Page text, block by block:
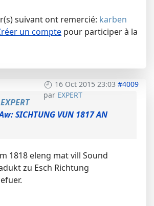
suivant ont remercié: karben
un compte pour participer à la
16 Oct 2015 23:03 #4009
par EXPERT
EXPERT
SICHTUNG VUN 1817 AN
1818 eleng mat vill Sound
zu Esch Richtung